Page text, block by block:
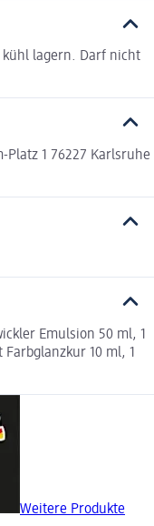
kühl lagern. Darf nicht
Platz 1 76227 Karlsruhe
Emulsion 50 ml, 1
Farbglanzkur 10 ml, 1
Weitere Produkte